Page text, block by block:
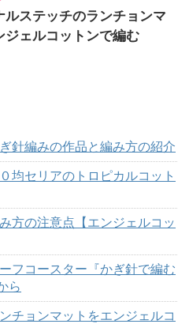
ルステッチのランチョンマ
ジェルコットンで編む
針編みの作品と編み方の紹介
セリアのトロピカルコット
方の注意点【エンジェルコッ
フコースター『かぎ針で編む
ら
チョンマットをエンジェルコ